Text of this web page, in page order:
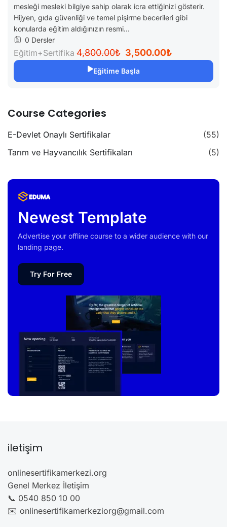
mesleği mesleki bilgiye sahip olarak icra ettiğinizi gösterir.
Hijyen, gıda güvenliği ve temel pişirme becerileri gibi
konularda eğitim aldığınızın resmi...
0 Dersler
Eğitim+Sertifika 4,800.00₺ 3,500.00₺
Eğitime Başla
Course Categories
E-Devlet Onaylı Sertifikalar
(55)
Tarım ve Hayvancılık Sertifikaları
(5)
Newest Template
Advertise your offline course to a wider audience with our
landing page.
Try For Free
iletişim
onlinesertifikamerkezi.org
Genel Merkez İletişim
📞 0540 850 10 00
✉️ onlinesertifikamerkeziorg@gmail.com